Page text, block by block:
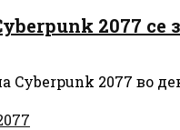
2077 се
Cyberpunk 2077 во